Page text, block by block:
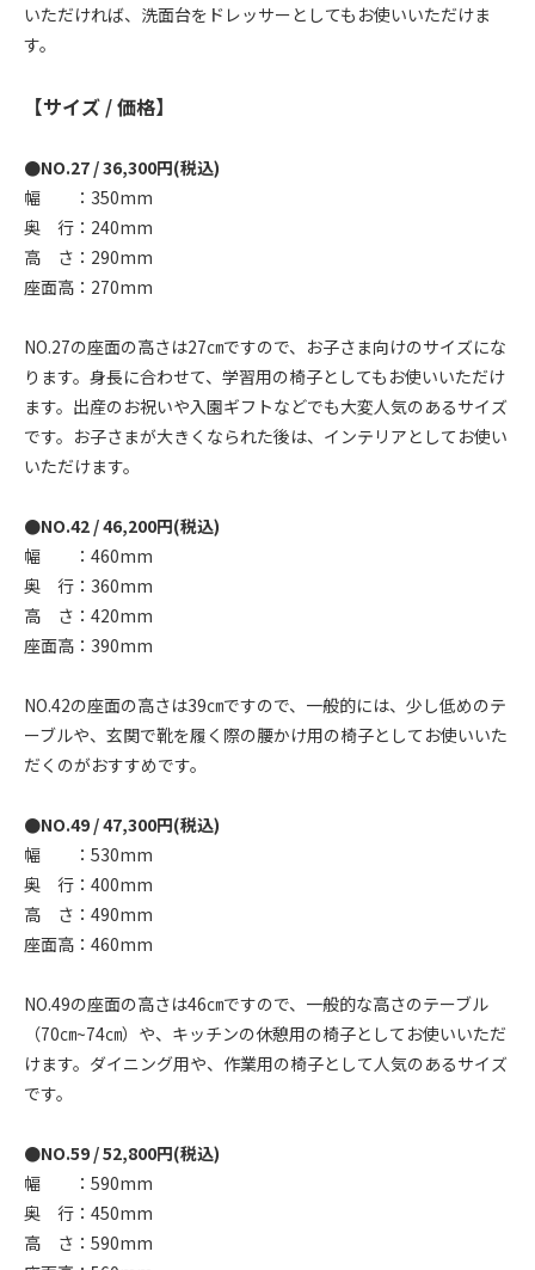
いただければ、洗面台をドレッサーとしてもお使いいただけま
す。
【サイズ / 価格】
●NO.27 / 36,300円(税込)
幅 ：350mm
奥 行：240mm
高 さ：290mm
座面高：270mm
NO.27の座面の高さは27㎝ですので、お子さま向けのサイズにな
ります。身長に合わせて、学習用の椅子としてもお使いいただけ
ます。出産のお祝いや入園ギフトなどでも大変人気のあるサイズ
です。お子さまが大きくなられた後は、インテリアとしてお使い
いただけます。
●NO.42 / 46,200円(税込)
幅 ：460mm
奥 行：360mm
高 さ：420mm
座面高：390mm
NO.42の座面の高さは39㎝ですので、一般的には、少し低めのテ
ーブルや、玄関で靴を履く際の腰かけ用の椅子としてお使いいた
だくのがおすすめです。
●NO.49 / 47,300円(税込)
幅 ：530mm
奥 行：400mm
高 さ：490mm
座面高：460mm
NO.49の座面の高さは46㎝ですので、一般的な高さのテーブル
（70㎝~74㎝）や、キッチンの休憩用の椅子としてお使いいただ
けます。ダイニング用や、作業用の椅子として人気のあるサイズ
です。
●NO.59 / 52,800円(税込)
幅 ：590mm
奥 行：450mm
高 さ：590mm